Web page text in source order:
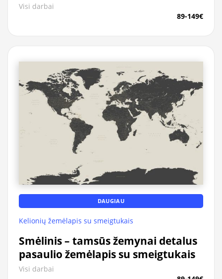
Visi darbai
89-149€
DAUGIAU
Kelionių žemėlapis su smeigtukais
Smėlinis – tamsūs žemynai detalus
pasaulio žemėlapis su smeigtukais
Visi darbai